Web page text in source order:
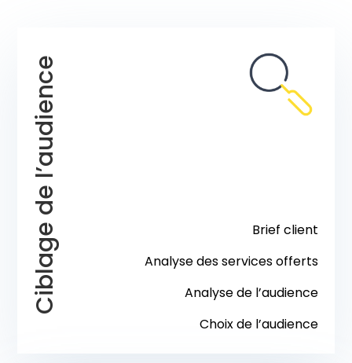
Ciblage de l’audience
Brief client
Analyse des services offerts
Analyse de l’audience
Choix de l’audience